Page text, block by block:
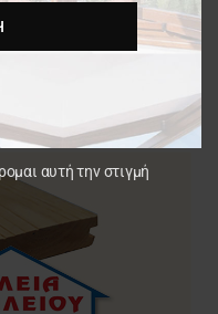
αυτή την στιγμή